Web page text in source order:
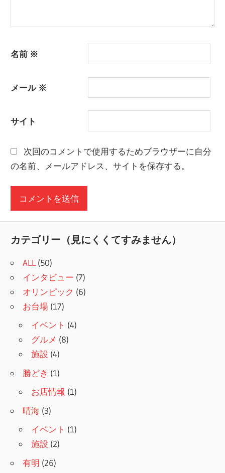
名前 ※
メール ※
サイト
次回のコメントで使用するためブラウザーに自分
の名前、メールアドレス、サイトを保存する。
カテゴリー（見にくくてすみません）
ALL (50)
インタビュー (7)
オリンピック (6)
お台場 (17)
イベント (4)
グルメ (8)
施設 (4)
勝どき (1)
お店情報 (1)
晴海 (3)
イベント (1)
施設 (2)
有明 (26)